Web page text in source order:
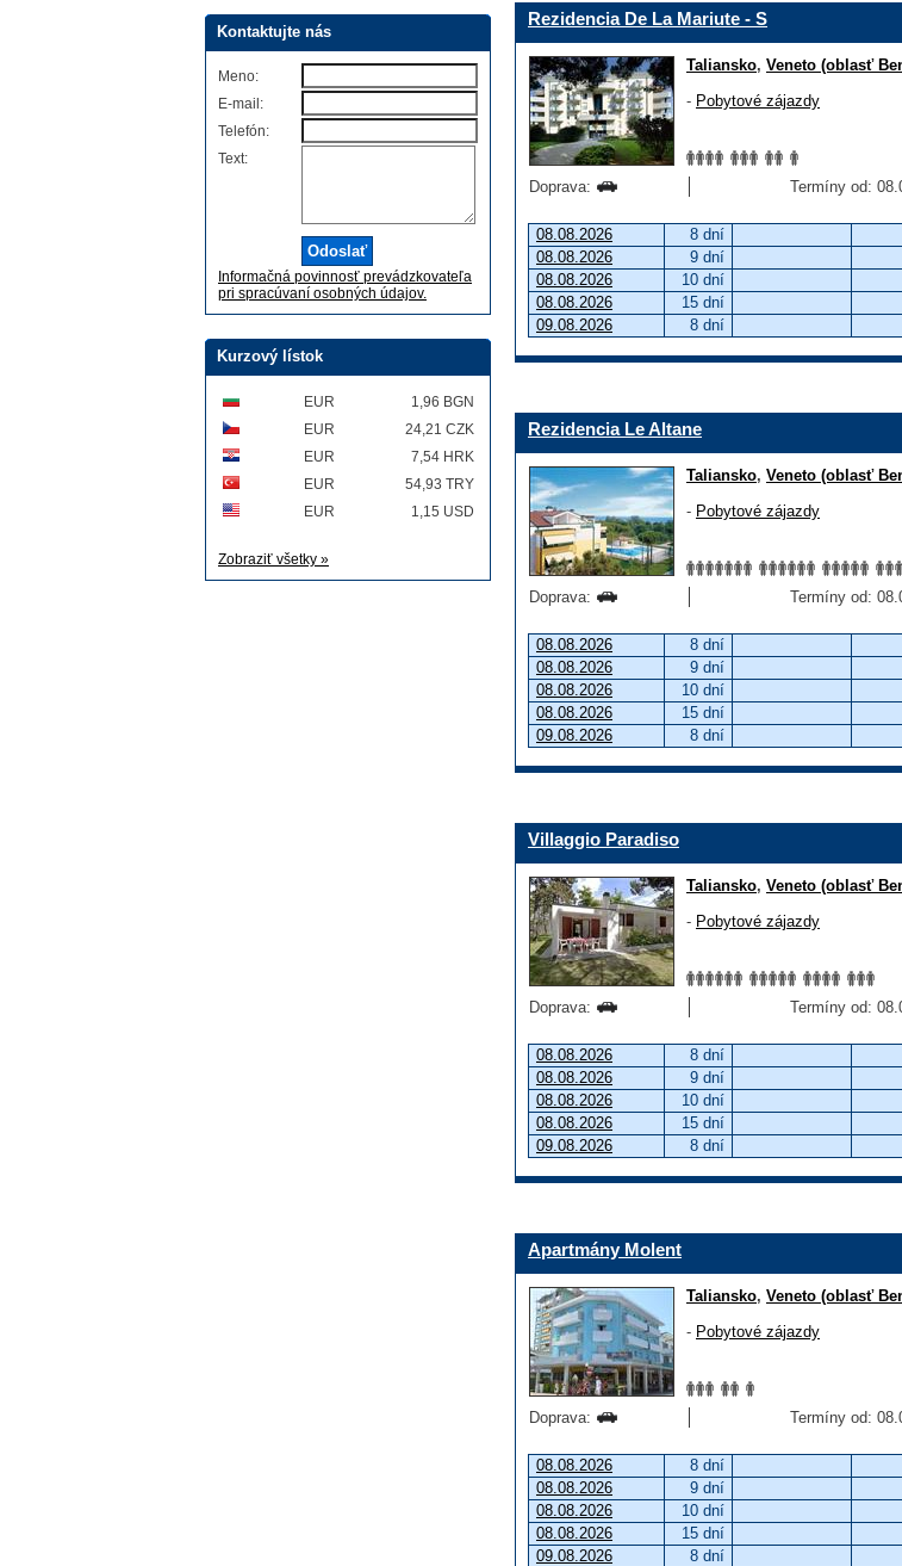
Rezidencia De La Mariute - S
Taliansko, Veneto (oblasť
- Pobytové zájazdy
Doprava:
Termíny od:
08.08.2026 8 dní
08.08.2026
9 dní
08.08.2026
10 dní
08.08.2026
15 dní
09.08.2026
8 dní
Rezidencia Le Altane
Taliansko, Veneto (oblasť
- Pobytové zájazdy
Doprava:
Termíny od:
08.08.2026 8 dní
08.08.2026
9 dní
08.08.2026
10 dní
08.08.2026
15 dní
09.08.2026
8 dní
Villaggio Paradiso
Taliansko, Veneto (oblasť
- Pobytové zájazdy
Doprava:
Termíny od:
08.08.2026 8 dní
08.08.2026
9 dní
08.08.2026
10 dní
08.08.2026
15 dní
09.08.2026
8 dní
Apartmány Molent
Taliansko, Veneto (oblasť
- Pobytové zájazdy
Doprava:
Termíny od:
08.08.2026 8 dní
08.08.2026
9 dní
08.08.2026
10 dní
08.08.2026
15 dní
09.08.2026
8 dní
Kontaktujte nás
Meno:
E-mail:
Telefón:
Text:
Informačná povinnosť prevádzkovateľa
pri spracúvaní osobných údajov.
Kurzový lístok
EUR
1,96 BGN
EUR
24,21 CZK
EUR
7,54 HRK
EUR
54,93 TRY
EUR
1,15 USD
Zobraziť všetky »